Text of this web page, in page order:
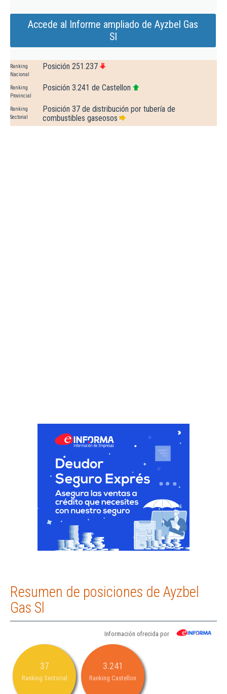
Accede al Informe ampliado de Ayzbel Gas
Sl
Ranking
Nacional
Posición 251.237
Ranking
Provincial
Posición 3.241 de Castellon
Ranking
Sectorial
Posición 37 de distribución por tubería de
combustibles gaseosos
Resumen de posiciones de Ayzbel
Gas Sl
Información ofrecida por
37
Ranking Sectorial
3.241
Ranking Castellon